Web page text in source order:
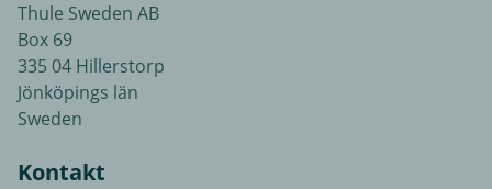
Thule Sweden AB
Box 69
335 04 Hillerstorp
Jönköpings län
Sweden
Kontakt